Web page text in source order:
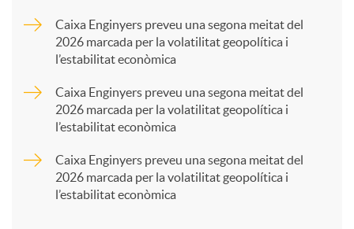
a
Caixa Enginyers preveu una segona meitat del
2026 marcada per la volatilitat geopolítica i
l’estabilitat econòmica
Caixa Enginyers preveu una segona meitat del
2026 marcada per la volatilitat geopolítica i
l’estabilitat econòmica
Caixa Enginyers preveu una segona meitat del
2026 marcada per la volatilitat geopolítica i
l’estabilitat econòmica